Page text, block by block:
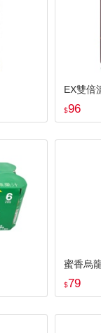
EX雙倍
$96
蜜香烏
$79